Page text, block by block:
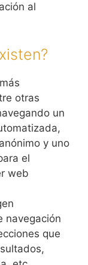
al
otras
un
y uno
el
web
navegación
que